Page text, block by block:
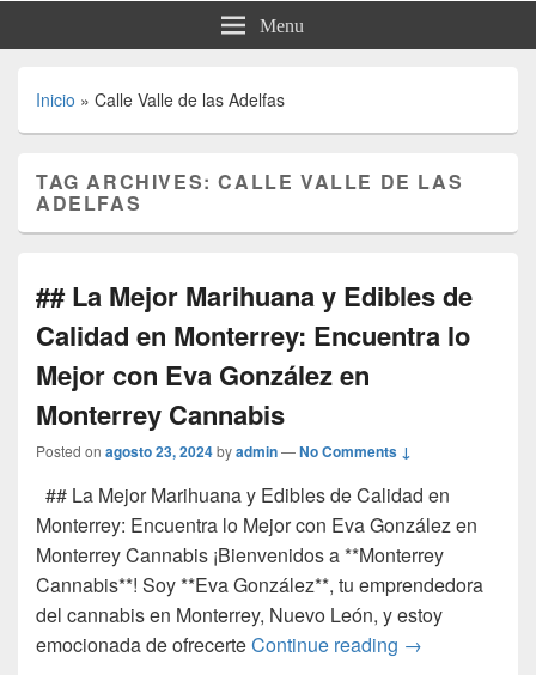
Menu
Inicio » Calle Valle de las Adelfas
TAG ARCHIVES:CALLE VALLE DE LAS
ADELFAS
## La Mejor Marihuana y Edibles de
Calidad en Monterrey: Encuentra lo
Mejor con Eva González en
Monterrey Cannabis
Posted on agosto 23, 2024byadmin—No Comments ↓
## La Mejor Marihuana y Edibles de Calidad en
Monterrey: Encuentra lo Mejor con Eva González en
Monterrey Cannabis ¡Bienvenidos a **Monterrey
Cannabis**! Soy **Eva González**, tu emprendedora
del cannabis en Monterrey, Nuevo León, y estoy
emocionada de ofrecerteContinue reading ## La Mejor
→